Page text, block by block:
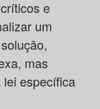
e
um
mas
específica